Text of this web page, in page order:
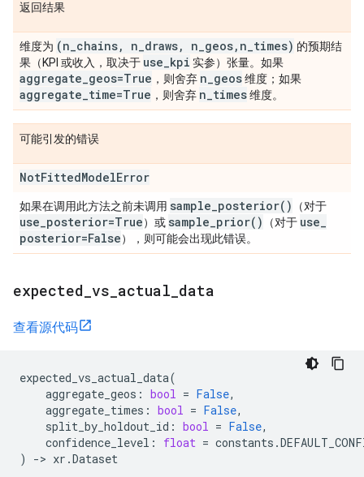
返回结果
维度为 (n chains, n draws, n geos, n times) 的预期结
果（KPI 或收入，取决于 use kpi 实参）张量。如果
aggregate geos=True ，则舍弃 n geos维度；如果
aggregate time=True ，则舍弃 n times维度。
可能引发的错误
NotFittedModelError
如果在调用此方法之前未调用 sample_posterior( ) （对于
use posterior=True）或 sample_prior( ) （对于 use
posterior=False），则可能会出现此错误。
expected vs actual data
查看源代码
expected_vs_actual_data(
aggregate_geos : bool = False,
aggregate_times : bool = False,
split_by_holdout_id : bool = False,
confidence_level : float = constants .
)
-> xr .Dataset